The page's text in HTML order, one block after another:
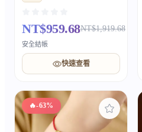
NT$959.68NT$1,919.68
安全結帳
快速查看
🔥-63%